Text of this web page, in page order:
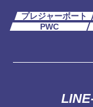
プレジャーボート
PWC